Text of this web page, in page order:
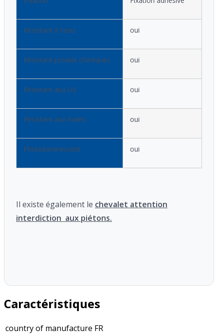
Résistant à l'eau oui
Résistant produit chimiques oui
Résistant aux UV oui
Résistant aux huiles oui
Photoluminescent oui
Il existe également le chevalet attention
interdiction aux piétons.
Caractéristiques
country of manufacture FR